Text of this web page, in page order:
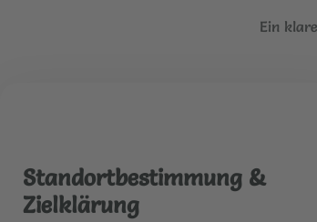
Ein
Standortbestimmung &
Zielklärung